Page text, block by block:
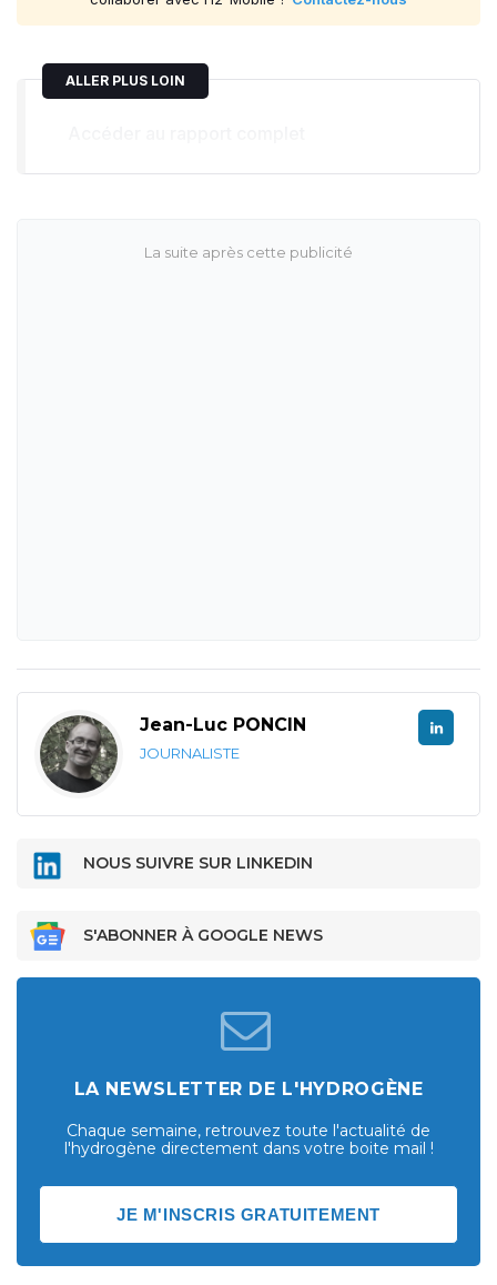
ALLER PLUS LOIN
Jean-Luc PONCIN
JOURNALISTE
NOUS SUIVRE SUR LINKEDIN
S'ABONNER À GOOGLE NEWS
LA NEWSLETTER DE L'HYDROGÈNE
Chaque semaine, retrouvez toute l'actualité de
l'hydrogène directement dans votre boite mail !
JE M'INSCRIS GRATUITEMENT